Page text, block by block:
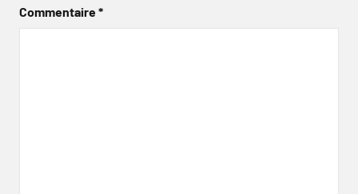
Commentaire*